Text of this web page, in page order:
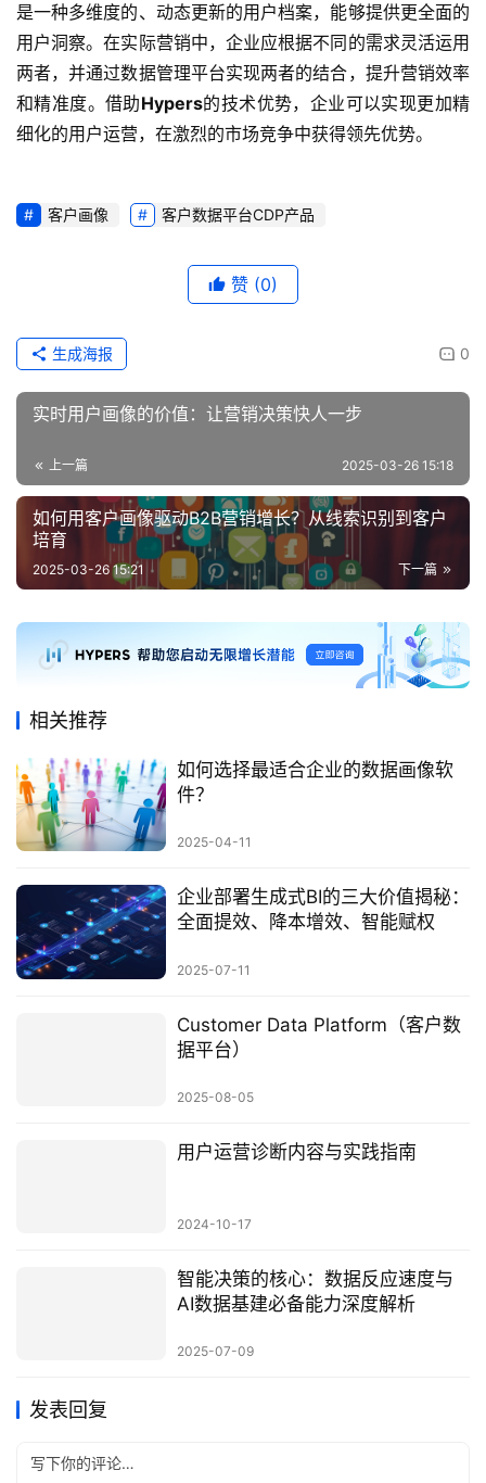
是一种多维度的、动态更新的用户档案，能够提供更全面的
用户洞察。在实际营销中，企业应根据不同的需求灵活运用
两者，并通过数据管理平台实现两者的结合，提升营销效率
和精准度。借助Hypers的技术优势，企业可以实现更加精
细化的用户运营，在激烈的市场竞争中获得领先优势。
客户画像 客户数据平台CDP产品
赞 (0)
0
生成海报
实时用户画像的价值：让营销决策快人一步
上一篇 2025-03-26 15:18
如何用客户画像驱动B2B营销增长？从线索识别到客户
培育
下一篇
2025-03-26 15:21
相关推荐
如何选择最适合企业的数据画像软
件？
2025-04-11
企业部署生成式BI的三大价值揭秘：
全面提效、降本增效、智能赋权
2025-07-11
Customer Data Platform（客户数
据平台）
2025-08-05
用户运营诊断内容与实践指南
2024-10-17
智能决策的核心：数据反应速度与
AI数据基建必备能力深度解析
2025-07-09
发表回复